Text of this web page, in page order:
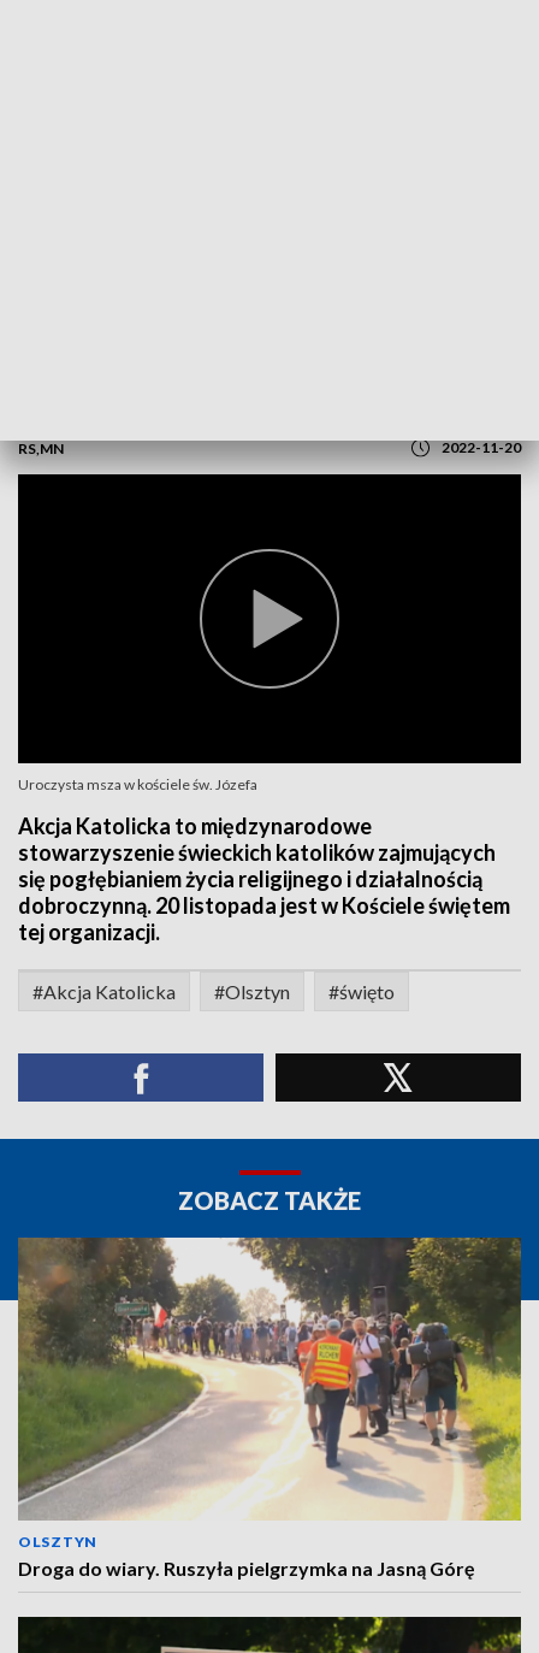
RS,MN 2022-11-20
Uroczysta msza w kościele św. Józefa
Akcja Katolicka to międzynarodowe
stowarzyszenie świeckich katolików zajmujących
się pogłębianiem życia religijnego i działalnością
dobroczynną. 20 listopada jest w Kościele świętem
tej organizacji.
#Akcja Katolicka #Olsztyn #święto
ZOBACZ TAKŻE
OLSZTYN
Droga do wiary. Ruszyła pielgrzymka na Jasną Górę